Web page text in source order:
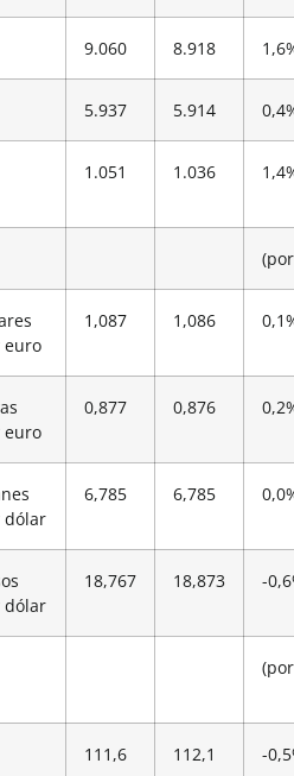
9.060 8.918
5.937 5.914
1.051 1.036
euro
1,087 1,086
euro
0,877 0,876
dólar
6,785 6,785
dólar
18,767 18,873 -
111,6 112,1 -